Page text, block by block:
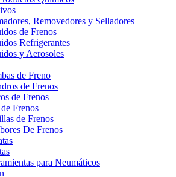
Removedores y Selladores
de Frenos
Refrigerantes
y Aerosoles
de Freno
de Frenos
de Frenos
Frenos
de Frenos
De Frenos
para Neumáticos